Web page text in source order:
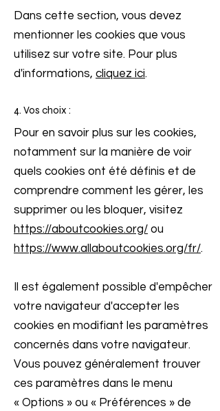
Dans cette section, vous devez
mentionner les cookies que vous
utilisez sur votre site. Pour plus
d'informations, cliquez ici.
4. Vos choix :
Pour en savoir plus sur les cookies,
notamment sur la manière de voir
quels cookies ont été définis et de
comprendre comment les gérer, les
supprimer ou les bloquer, visitez
https://aboutcookies.org/ ou
https://www.allaboutcookies.org/fr/.
Il est également possible d'empêcher
votre navigateur d'accepter les
cookies en modifiant les paramètres
concernés dans votre navigateur.
Vous pouvez généralement trouver
ces paramètres dans le menu
« Options » ou « Préférences » de